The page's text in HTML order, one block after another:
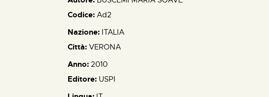
Codice: Ad2
Nazione: ITALIA
Città: VERONA
Anno: 2010
Editore: USPI